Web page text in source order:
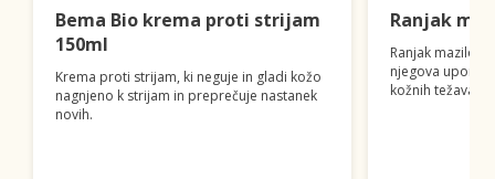
Bema Bio krema proti strijam
150ml
Krema proti strijam, ki neguje in gladi kožo
nagnjeno k strijam in preprečuje nastanek
novih.
Ranjak
Ranjak mazilo
njegova
kožnih težavah.